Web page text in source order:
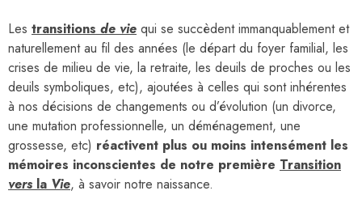
Les transitions de vie qui se succèdent immanquablement et
naturellement au fil des années (le départ du foyer familial, les
crises de milieu de vie, la retraite, les deuils de proches ou les
deuils symboliques, etc), ajoutées à celles qui sont inhérentes
à nos décisions de changements ou d’évolution (un divorce,
une mutation professionnelle, un déménagement, une
grossesse, etc) réactivent plus ou moins intensément les
mémoires inconscientes de notre première Transition
vers la Vie, à savoir notre naissance.